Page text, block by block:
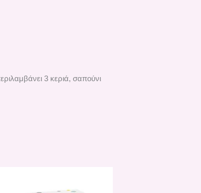
3 κεριά, σαπούνι